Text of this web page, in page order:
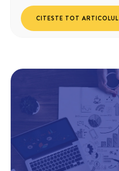
CITESTE TOT ARTICOLUL